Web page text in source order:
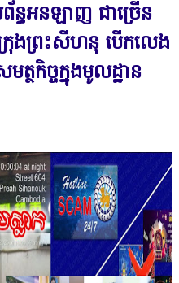
ធអនឡាញ ជាច្រើន
រុងព្រះសីហនុ បើកលេង
ថកិច្ចក្នុងមូលដ្ឋាន